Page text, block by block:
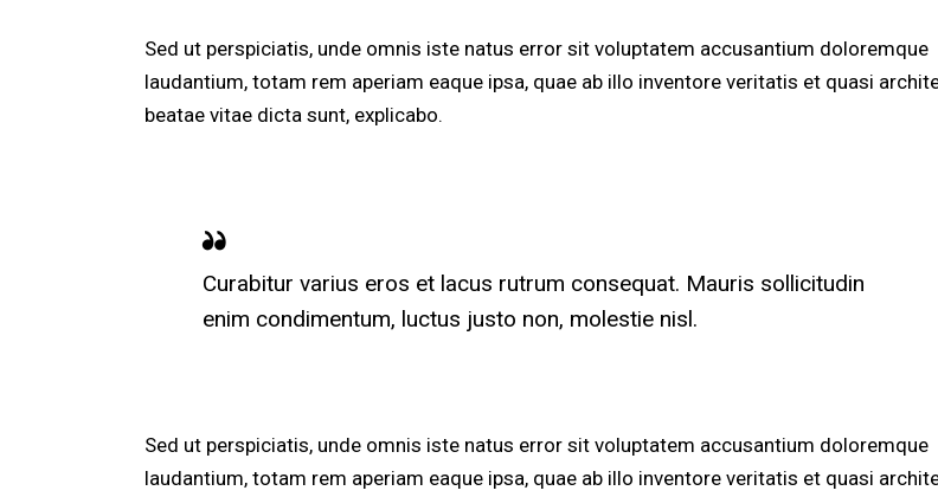
Sed ut perspiciatis, unde omnis iste natus error sit voluptatem accusantium doloremque
laudantium, totam rem aperiam eaque ipsa, quae ab illo inventore veritatis et quasi
beatae vitae dicta sunt, explicabo.
Curabitur varius eros et lacus rutrum consequat. Mauris sollicitudin
enim condimentum, luctus justo non, molestie nisl.
Sed ut perspiciatis, unde omnis iste natus error sit voluptatem accusantium doloremque
laudantium, totam rem aperiam eaque ipsa, quae ab illo inventore veritatis et quasi